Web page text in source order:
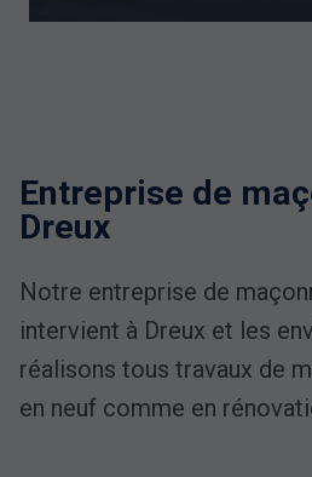
Entreprise de
Dreux
Notre entreprise de
intervient à Dreux et les
réalisons tous travaux de
en neuf comme en